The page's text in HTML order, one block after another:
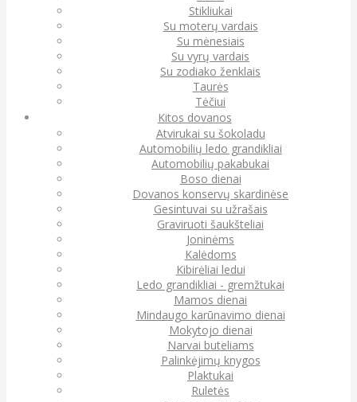
Stikliukai
Su moterų vardais
Su mėnesiais
Su vyrų vardais
Su zodiako ženklais
Taurės
Tėčiui
Kitos dovanos
Atvirukai su šokoladu
Automobilių ledo grandikliai
Automobilių pakabukai
Boso dienai
Dovanos konservų skardinėse
Gesintuvai su užrašais
Graviruoti šaukšteliai
Joninėms
Kalėdoms
Kibirėliai ledui
Ledo grandikliai - gremžtukai
Mamos dienai
Mindaugo karūnavimo dienai
Mokytojo dienai
Narvai buteliams
Palinkėjimų knygos
Plaktukai
Ruletės